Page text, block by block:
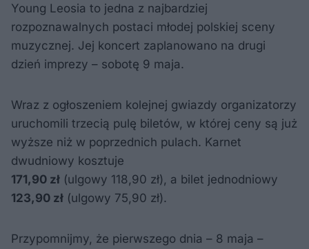
Young Leosia to jedna z najbardziej
rozpoznawalnych postaci młodej polskiej sceny
muzycznej. Jej koncert zaplanowano na drugi
dzień imprezy – sobotę 9 maja.
Wraz z ogłoszeniem kolejnej gwiazdy organizatorzy
uruchomili trzecią pulę biletów, w której ceny są już
wyższe niż w poprzednich pulach. Karnet
dwudniowy kosztuje
171,90 zł (ulgowy 118,90 zł), a bilet jednodniowy
123,90 zł (ulgowy 75,90 zł).
Przypomnijmy, że pierwszego dnia – 8 maja –